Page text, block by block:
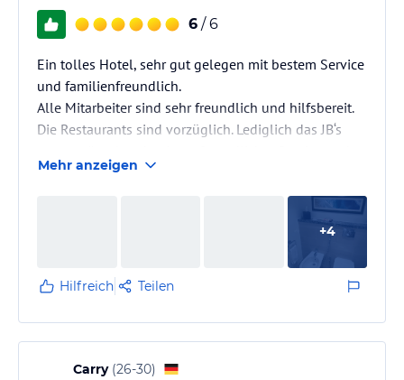
6 / 6
Ein tolles Hotel, sehr gut gelegen mit bestem Service
und familienfreundlich.
Alle Mitarbeiter sind sehr freundlich und hilfsbereit.
Die Restaurants sind vorzüglich. Lediglich das JB‘s
gar nicht urig gemütlich. Dann lieber als Familie das
Rosso oder Benhiana wählen, da stimmen Essen und
Einen kleinen Kritikpunkt gab es am Anreisetag (1
Uhr Morgens). Wir haben ein Familienzimmer gebucht
hatte nur 2 Gäste…
Mehr anzeigen
+4
Hilfreich Teilen
Carry (26-30)